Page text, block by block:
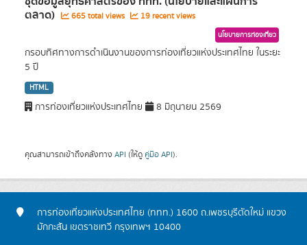
ตลาด) 665 total views 19 recent views
นโยบายการท่องเที่ยว
กรอบทิศทางการดำเนินงานของการท่องเที่ยวแห่งประเทศไทย ในระยะ
5 ปี
HTML
การท่องเที่ยวแห่งประเทศไทย 8 มิถุนายน 2569
คุณสามารถเข้าถึงคลังทาง API (ให้ดู คู่มือ API).
การท่องเที่ยวแห่งประเทศไทย (ททท.) 1600 ถ.เพชรบุรีตัดใหม่ แขวง
มักกะสัน เขตราชเทวี กรุงเทพฯ 10400